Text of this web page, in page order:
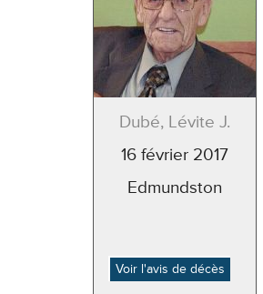
Dubé, Lévite J.
16 février 2017
Edmundston
Voir l'avis de décès